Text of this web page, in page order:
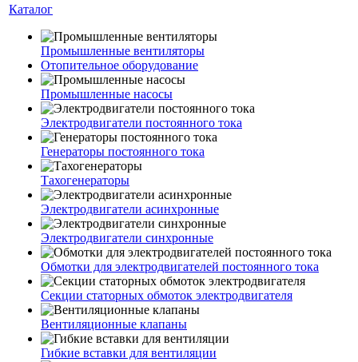
Каталог
Промышленные вентиляторы
Отопительное оборудование
Промышленные насосы
Электродвигатели постоянного тока
Генераторы постоянного тока
Тахогенераторы
Электродвигатели асинхронные
Электродвигатели синхронные
Обмотки для электродвигателей постоянного тока
Секции статорных обмоток электродвигателя
Вентиляционные клапаны
Гибкие вставки для вентиляции